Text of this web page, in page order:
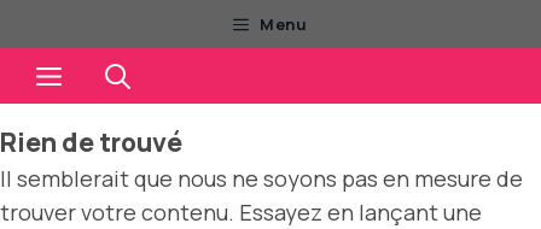
au
contenu
Menu
Menu
Rien de trouvé
Il semblerait que nous ne soyons pas en mesure de
trouver votre contenu. Essayez en lançant une